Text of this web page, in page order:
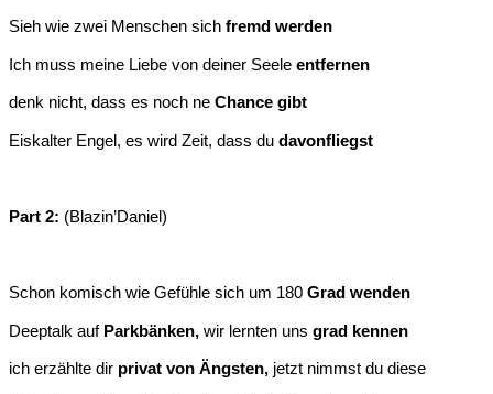
Sieh wie zwei Menschen sich fremd werden
Ich muss meine Liebe von deiner Seele entfernen
denk nicht, dass es noch ne Chance gibt
Eiskalter Engel, es wird Zeit, dass du davonfliegst
Part 2: (Blazin’Daniel)
Schon komisch wie Gefühle sich um 180 Grad wenden
Deeptalk auf Parkbänken, wir lernten uns grad kennen
ich erzählte dir privat von Ängsten, jetzt nimmst du diese